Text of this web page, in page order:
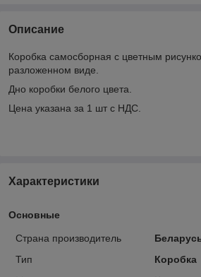
Описание
Коробка самосборная с цветным
разложенном виде.
Дно коробки белого цвета.
Цена указана за 1 шт с НДС.
Характеристики
Основные
Страна производитель
Тип
Коробка